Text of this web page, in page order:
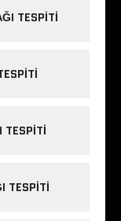
TESPITI
TESPITI
TESPITI